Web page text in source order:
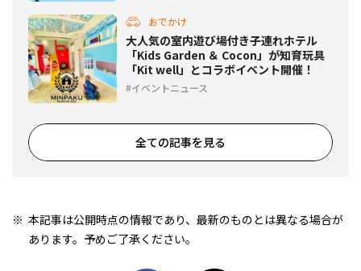
おでかけ
大人気の室内遊び場付き子連れホテル
「Kids Garden ＆ Cocon」が知育玩具
「Kit well」とコラボイベント開催！
イベントニュース
全ての記事を見る
本記事は公開時点の情報であり、最新のものとは異なる場合が
あります。予めご了承ください。